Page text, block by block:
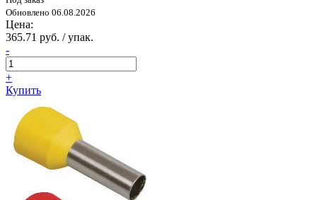
Обновлено 06.08.2026
Цена:
365.71 руб. / упак.
-
+
Купить